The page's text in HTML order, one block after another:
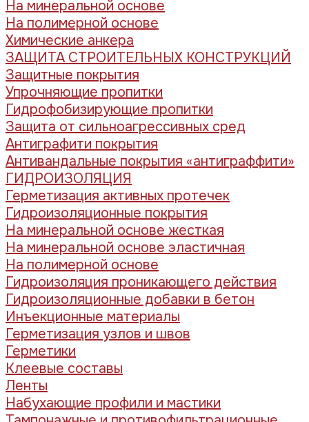
На минеральной основе
На полимерной основе
Химические анкера
ЗАЩИТА СТРОИТЕЛЬНЫХ КОНСТРУКЦИЙ
Защитные покрытия
Упрочняющие пропитки
Гидрофобизирующие пропитки
Защита от сильноагрессивных сред
Антиграфити покрытия
Антивандальные покрытия «антиграффити»
ГИДРОИЗОЛЯЦИЯ
Герметизация активных протечек
Гидроизоляционные покрытия
На минеральной основе жесткая
На минеральной основе эластичная
На полимерной основе
Гидроизоляция проникающего действия
Гидроизоляционные добавки в бетон
Инъекционные материалы
Герметизация узлов и швов
Герметики
Клеевые составы
Ленты
Набухающие профили и мастики